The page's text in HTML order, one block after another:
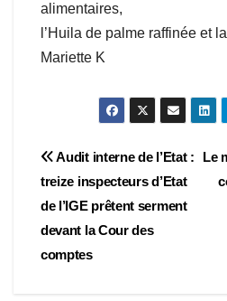
alimentaires,
l’Huila de palme raffinée et
Mariette K
Navigation
de
l’article
Le
Audit interne de l’Etat :
treize inspecteurs d’Etat
de l’IGE prêtent serment
devant la Cour des
comptes